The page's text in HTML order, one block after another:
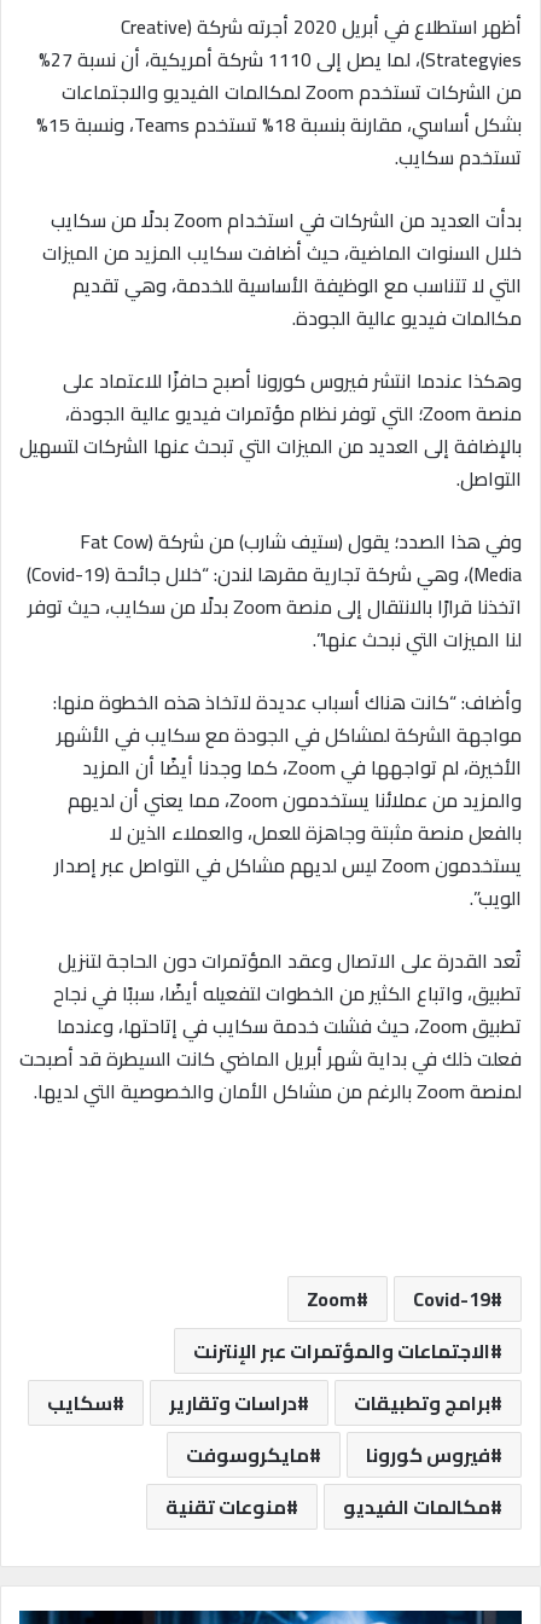
أظهر استطلاع في أبريل 2020 أجرته شركة (Creative
Strategyies)، لما يصل إلى 1110 شركة أمريكية، أن نسبة 27%
من الشركات تستخدم Zoom لمكالمات الفيديو والاجتماعات
بشكل أساسي، مقارنة بنسبة 18% تستخدم Teams، ونسبة 15%
تستخدم سكايب.
بدأت العديد من الشركات في استخدام Zoom بدلًا من سكايب
خلال السنوات الماضية، حيث أضافت سكايب المزيد من الميزات
التي لا تتناسب مع الوظيفة الأساسية للخدمة، وهي تقديم
مكالمات فيديو عالية الجودة.
وهكذا عندما انتشر فيروس كورونا أصبح حافزًا للاعتماد على
منصة Zoom؛ التي توفر نظام مؤتمرات فيديو عالية الجودة،
بالإضافة إلى العديد من الميزات التي تبحث عنها الشركات لتسهيل
التواصل.
وفي هذا الصدد؛ يقول (ستيف شارب) من شركة (Fat Cow
Media)، وهي شركة تجارية مقرها لندن: “خلال جائحة (Covid-19)
اتخذنا قرارًا بالانتقال إلى منصة Zoom بدلًا من سكايب، حيث توفر
لنا الميزات التي نبحث عنها”.
وأضاف: “كانت هناك أسباب عديدة لاتخاذ هذه الخطوة منها:
مواجهة الشركة لمشاكل في الجودة مع سكايب في الأشهر
الأخيرة، لم تواجهها في Zoom، كما وجدنا أيضًا أن المزيد
والمزيد من عملائنا يستخدمون Zoom، مما يعني أن لديهم
بالفعل منصة مثبتة وجاهزة للعمل، والعملاء الذين لا
يستخدمون Zoom ليس لديهم مشاكل في التواصل عبر إصدار
الويب”.
تُعد القدرة على الاتصال وعقد المؤتمرات دون الحاجة لتنزيل
تطبيق، واتباع الكثير من الخطوات لتفعيله أيضًا، سببًا في نجاح
تطبيق Zoom، حيث فشلت خدمة سكايب في إتاحتها، وعندما
فعلت ذلك في بداية شهر أبريل الماضي كانت السيطرة قد أصبحت
لمنصة Zoom بالرغم من مشاكل الأمان والخصوصية التي لديها.
Covid-19
Zoom
الاجتماعات والمؤتمرات عبر الإنترنت
برامج وتطبيقات
دراسات وتقارير
سكايب
فيروس كورونا
مايكروسوفت
مكالمات الفيديو
منوعات تقنية